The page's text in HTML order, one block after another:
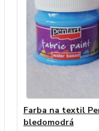
Farba na textil
bledomodrá